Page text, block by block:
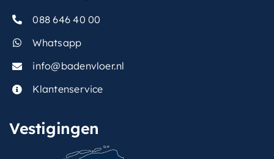
088 646 40 00
Whatsapp
info@badenvloer.nl
Klantenservice
Vestigingen